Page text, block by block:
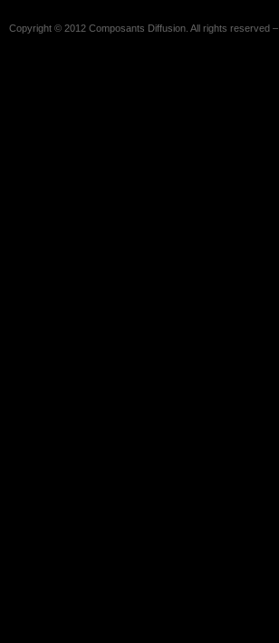
Copyright © 2012 Composants Diffusion . All rights reserved –